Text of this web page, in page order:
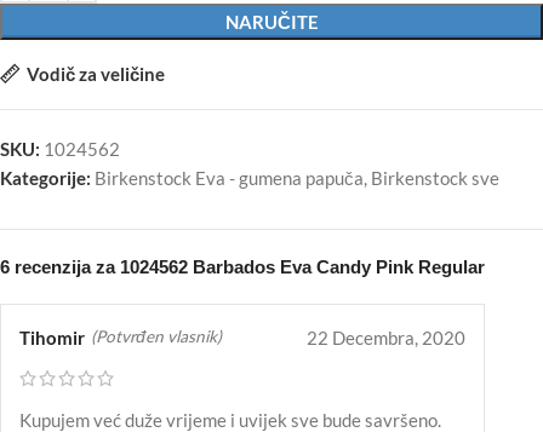
NARUČITE
Vodič za veličine
SKU: 1024562
Kategorije: Birkenstock Eva - gumena papuča Birkenstock sve
6 recenzija za 1024562 Barbados Eva Candy Pink Regular
Tihomir (Potvrđen vlasnik) 22 Decembra, 2020
Kupujem već duže vrijeme i uvijek sve bude savršeno.